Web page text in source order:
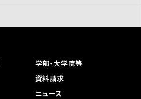
学部・大学院等
資料請求
ニュース